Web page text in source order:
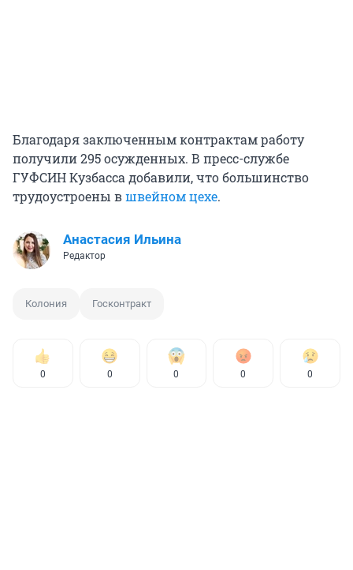
Благодаря заключенным контрактам работу
получили 295 осужденных. В пресс-службе
ГУФСИН Кузбасса добавили, что большинство
трудоустроены вшвейном цехе.
Анастасия Ильина
Редактор
Колония Госконтракт
0 0 0 0 0